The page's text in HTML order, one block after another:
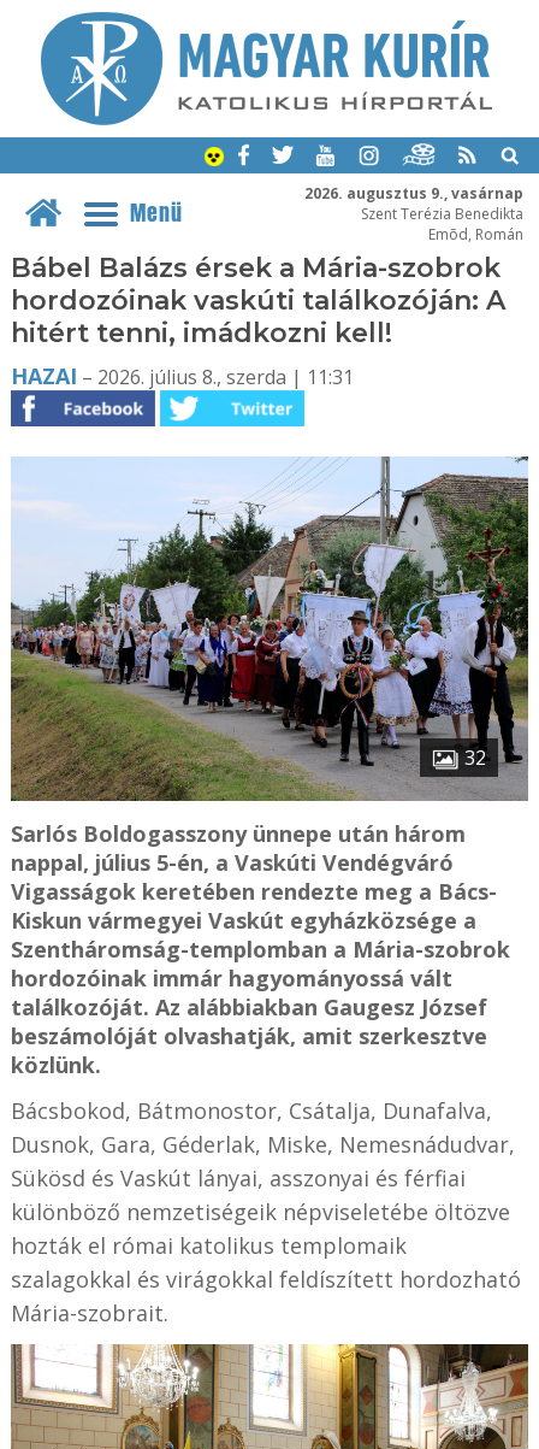
2026. augusztus 9., vasárnap
Szent Terézia Benedikta
Emõd, Román
Menü
Bábel Balázs érsek a Mária-szobrok
hordozóinak vaskúti találkozóján: A
hitért tenni, imádkozni kell!
HAZAI – 2026. július 8., szerda | 11:31
32
Sarlós Boldogasszony ünnepe után három
nappal, július 5-én, a Vaskúti Vendégváró
Vigasságok keretében rendezte meg a Bács-
Kiskun vármegyei Vaskút egyházközsége a
Szentháromság-templomban a Mária-szobrok
hordozóinak immár hagyományossá vált
találkozóját. Az alábbiakban Gaugesz József
beszámolóját olvashatják, amit szerkesztve
közlünk.
Bácsbokod, Bátmonostor, Csátalja, Dunafalva,
Dusnok, Gara, Géderlak, Miske, Nemesnádudvar,
Sükösd és Vaskút lányai, asszonyai és férfiai
különböző nemzetiségeik népviseletébe öltözve
hozták el római katolikus templomaik
szalagokkal és virágokkal feldíszített hordozható
Mária-szobrait.